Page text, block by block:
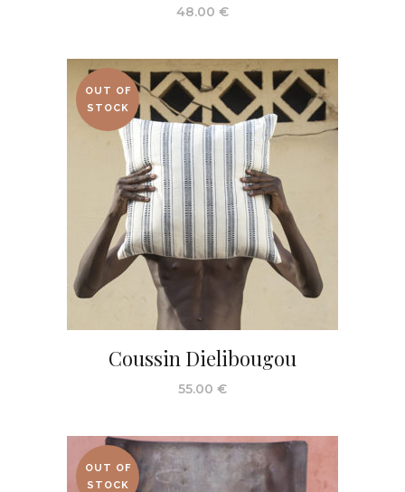
48.00 €
OUT OF
STOCK
Coussin Dielibougou
55.00 €
OUT OF
STOCK